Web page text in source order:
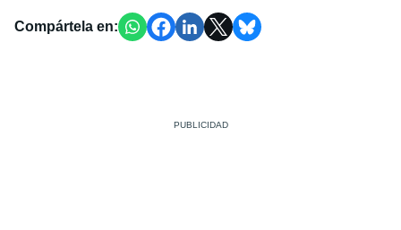
Compártela en: